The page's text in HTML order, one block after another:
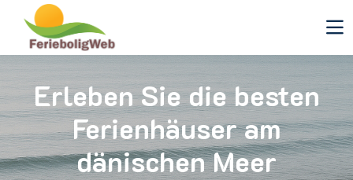
Erleben Sie die besten
Ferienhäuser am
dänischen Meer